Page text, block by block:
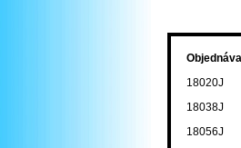
18020J
18038J
18056J